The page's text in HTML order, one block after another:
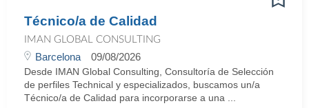
Técnico/a de Calidad
IMAN GLOBAL CONSULTING
Barcelona 09/08/2026
Desde IMAN Global Consulting, Consultoría de Selección
de perfiles Technical y especializados, buscamos un/a
Técnico/a de Calidad para incorporarse a una ...